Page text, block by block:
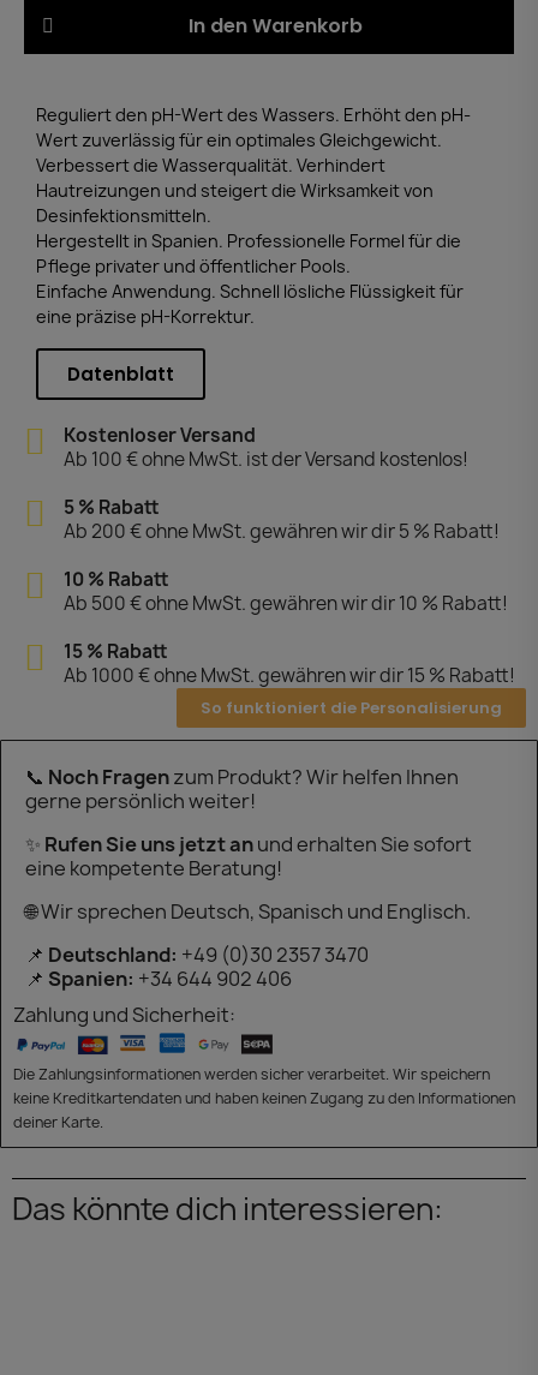
In den Warenkorb
Reguliert den pH-Wert des Wassers. Erhöht den pH-
Wert zuverlässig für ein optimales Gleichgewicht.
Verbessert die Wasserqualität. Verhindert
Hautreizungen und steigert die Wirksamkeit von
Desinfektionsmitteln.
Hergestellt in Spanien. Professionelle Formel für die
Pflege privater und öffentlicher Pools.
Einfache Anwendung. Schnell lösliche Flüssigkeit für
eine präzise pH-Korrektur.
Datenblatt
Kostenloser Versand
Ab 100 € ohne MwSt. ist der Versand kostenlos!
5 % Rabatt
Ab 200 € ohne MwSt. gewähren wir dir 5 % Rabatt!
10 % Rabatt
Ab 500 € ohne MwSt. gewähren wir dir 10 % Rabatt!
15 % Rabatt
Ab 1000 € ohne MwSt. gewähren wir dir 15 % Rabatt!
So funktioniert die Personalisierung
📞 Noch Fragenzum Produkt? Wir helfen Ihnen
gerne persönlich weiter!
✨ Rufen Sie uns jetzt anund erhalten Sie sofort
eine kompetente Beratung!
🌐 Wir sprechen Deutsch, Spanisch und Englisch.
📌 Deutschland: +49 (0)30 2357 3470
📌 Spanien: +34 644 902 406
Zahlung und Sicherheit:
Die Zahlungsinformationen werden sicher verarbeitet. Wir speichern
keine Kreditkartendaten und haben keinen Zugang zu den Informationen
deiner Karte.
Das könnte dich interessieren: